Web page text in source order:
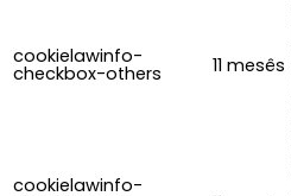
cookielawinfo-
checkbox-others 11 mesês
cookielawinfo-